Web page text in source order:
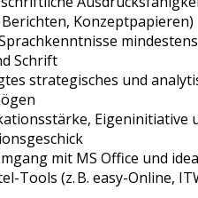
Konzeptpapieren)
Schrift
strategisches und
Eigeninitiative
mit MS Office und
Tools (z. B. easy-Online,